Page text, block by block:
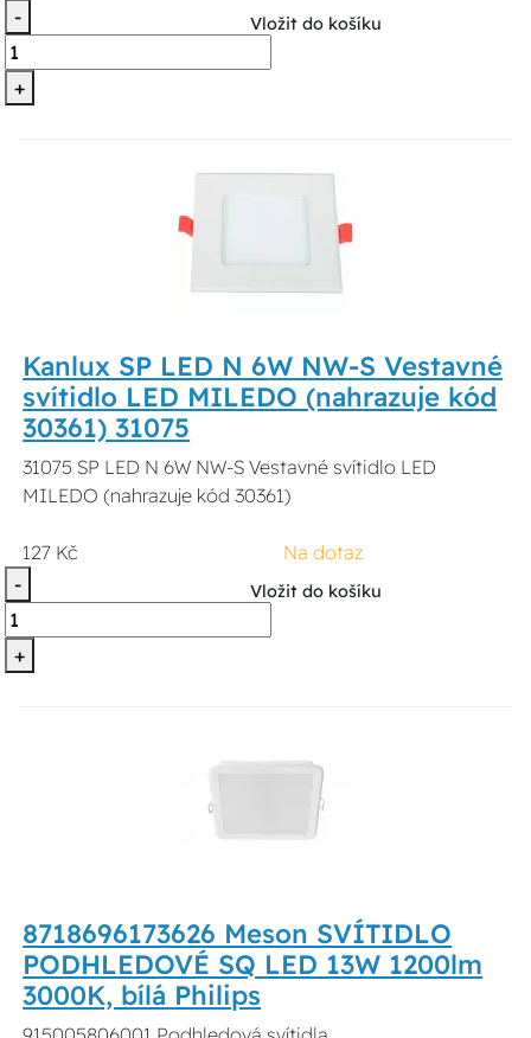
-
+
Vložit do košíku
Kanlux SP LED N 6W NW-S Vestavné
svítidlo LED MILEDO (nahrazuje kód
30361) 31075
31075 SP LED N 6W NW-S Vestavné svítidlo LED
MILEDO (nahrazuje kód 30361)
127 Kč
Na dotaz
-
+
Vložit do košíku
8718696173626 Meson SVÍTIDLO
PODHLEDOVÉ SQ LED 13W 1200lm
3000K, bílá Philips